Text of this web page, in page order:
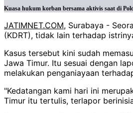
Kuasa hukum korban bersama aktivis saat di
JATIMNET.COM, Surabaya -
(KDRT), tidak lain terhadap
Kasus tersebut kini sudah
Jawa Timur. Itu sesuai dengan
melakukan penganiayaan
"Kedatangan kami hari ini
Timur itu tertulis, terlapor